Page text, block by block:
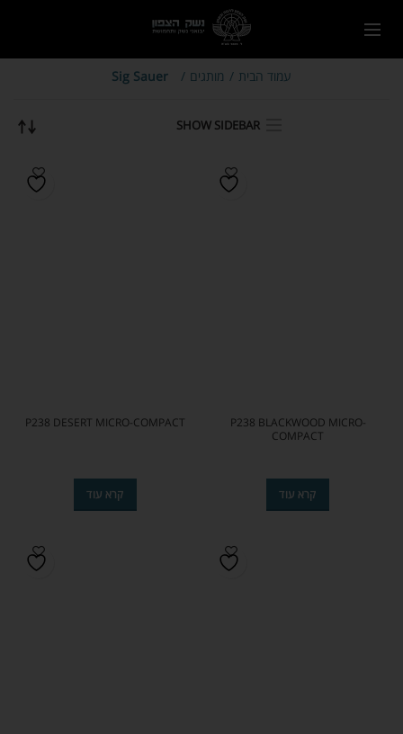
עמוד הבית מותגים Sig Sauer
SHOW SIDEBAR
P238 BLACKWOOD MICRO-
COMPACT
קרא עוד
P238 DESERT MICRO-COMPACT
קרא עוד